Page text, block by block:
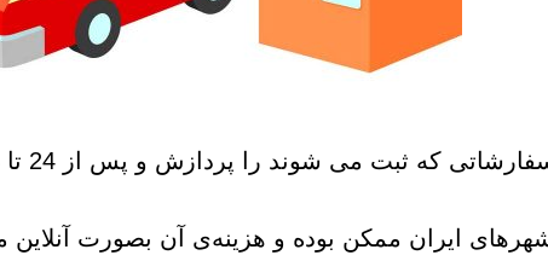
ایران ممکن بوده و هزینه‌ی آن بصورت آنلاین